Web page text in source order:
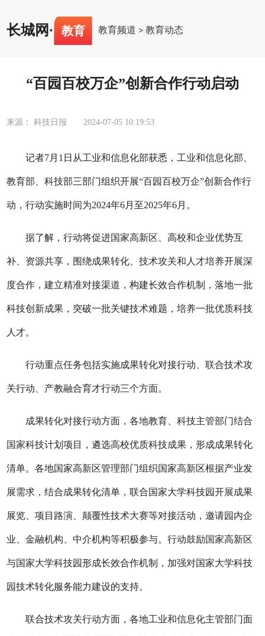
长城网· 教育 教育频道 >教育动态
“百园百校万企”创新合作行动启动
来源： 科技日报 2024-07-05 10:19:53
记者7月1日从工业和信息化部获悉，工业和信息化部、
教育部、科技部三部门组织开展“百园百校万企”创新合作行
动，行动实施时间为2024年6月至2025年6月。
据了解，行动将促进国家高新区、高校和企业优势互
补、资源共享，围绕成果转化、技术攻关和人才培养开展深
度合作，建立精准对接渠道，构建长效合作机制，落地一批
科技创新成果，突破一批关键技术难题，培养一批优质科技
人才。
行动重点任务包括实施成果转化对接行动、联合技术攻
关行动、产教融合育才行动三个方面。
成果转化对接行动方面，各地教育、科技主管部门结合
国家科技计划项目，遴选高校优质科技成果，形成成果转化
清单。各地国家高新区管理部门组织国家高新区根据产业发
展需求，结合成果转化清单，联合国家大学科技园开展成果
展览、项目路演、颠覆性技术大赛等对接活动，邀请园内企
业、金融机构、中介机构等积极参与。行动鼓励国家高新区
与国家大学科技园形成长效合作机制，加强对国家大学科技
园技术转化服务能力建设的支持。
联合技术攻关行动方面，各地工业和信息化主管部门面